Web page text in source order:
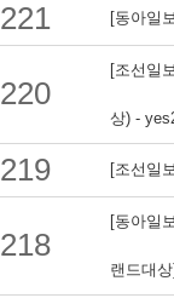
221 [동아일
220
[조선일
상) -
219 [조선일
218
[동아일
랜드대